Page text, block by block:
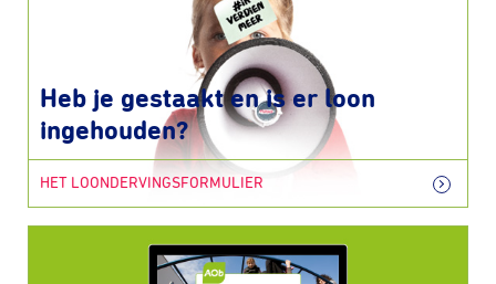
Heb je gestaakt en is er loon
ingehouden?
HET LOONDERVINGSFORMULIER